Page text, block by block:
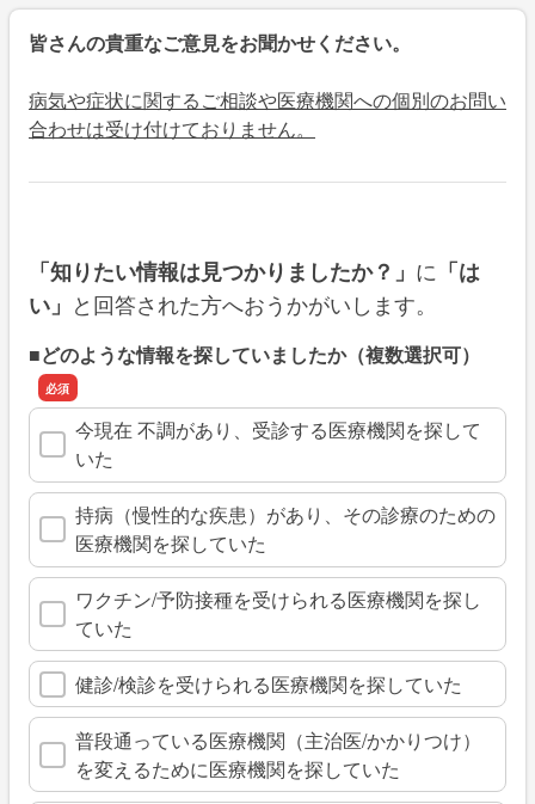
皆さんの貴重なご意見をお聞かせください。
病気や症状に関するご相談や医療機関への個別のお問い
合わせは受け付けておりません。
「知りたい情報は見つかりましたか？」 に 「は
い」 と回答された方へおうかがいします。
■どのような情報を探していましたか（複数選択可）
今現在 不調があり、受診する医療機関を探して
いた
持病（慢性的な疾患）があり、その診療のための
医療機関を探していた
ワクチン/予防接種を受けられる医療機関を探し
ていた
健診/検診を受けられる医療機関を探していた
普段通っている医療機関（主治医/かかりつけ）
を変えるために医療機関を探していた